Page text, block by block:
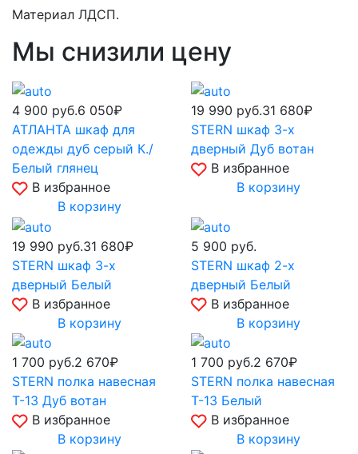
Материал ЛДСП.
Мы снизили цену
4 900 руб.6 050₽
АТЛАНТА шкаф для
одежды дуб серый К./
Белый глянец
В избранное
В корзину
19 990 руб.31 680₽
STERN шкаф 3-х
дверный Дуб вотан
В избранное
В корзину
19 990 руб.31 680₽
STERN шкаф 3-х
дверный Белый
В избранное
В корзину
5 900 руб.
STERN шкаф 2-х
дверный Белый
В избранное
В корзину
1 700 руб.2 670₽
STERN полка навесная
Т-13 Дуб вотан
В избранное
В корзину
1 700 руб.2 670₽
STERN полка навесная
Т-13 Белый
В избранное
В корзину